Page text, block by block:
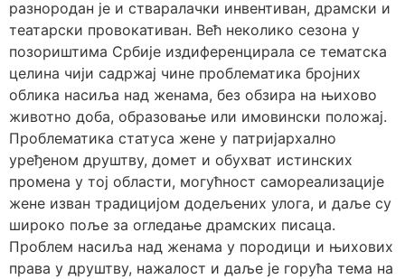
разнородан је и стваралачки инвентиван, драмски и
театарски провокативан. Већ неколико сезона у
позориштима Србије издиференцирала се тематска
целина чији садржај чине проблематика бројних
облика насиља над женама, без обзира на њихово
животно доба, образовање или имовински положај.
Проблематика статуса жене у патријархално
уређеном друштву, домет и обухват истинских
промена у тој области, могућност самореализације
жене изван традицијом додељених улога, и даље су
широко поље за огледање драмских писаца.
Проблем насиља над женама у породици и њихових
права у друштву, нажалост и даље је горућа тема на